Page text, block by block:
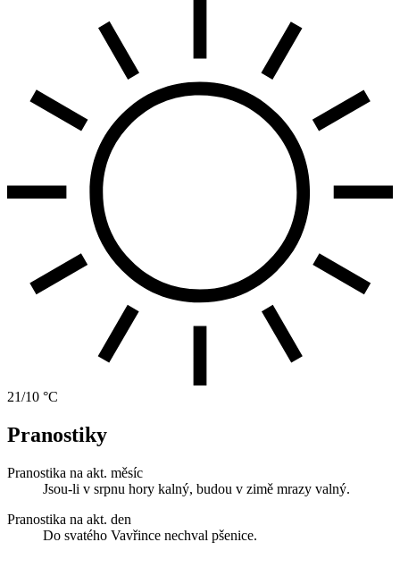
21/10 °C
Pranostiky
Pranostika na akt. měsíc
Jsou-li v srpnu hory kalný, budou v zimě mrazy valný.
Pranostika na akt. den
Do svatého Vavřince nechval pšenice.